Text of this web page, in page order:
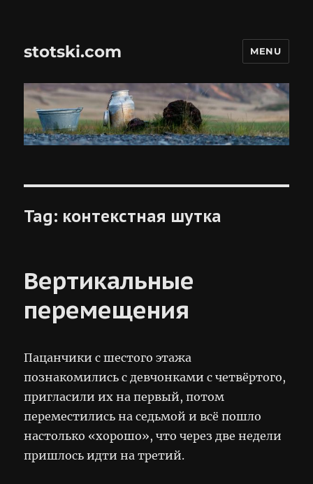
stotski.com MENU
Tag: контекстная шутка
Вертикальные
перемещения
Пацанчики с шестого этажа
познакомились с девчонками с четвёртого,
пригласили их на первый, потом
переместились на седьмой и всё пошло
настолько «хорошо», что через две недели
пришлось идти на третий.